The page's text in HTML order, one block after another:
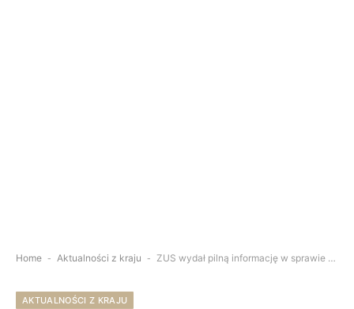
Home - Aktualności z kraju - ZUS wydał pilną informację w sprawie 800 plus
AKTUALNOŚCI Z KRAJU